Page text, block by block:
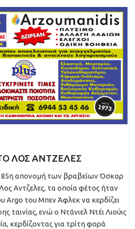
ΛΟΣ ΑΝΤΖΕΛΕΣ
85η απονομή των βραβείων Όσκαρ
Αντζελες, τα οποία φέτος ήταν
Argo του Μπεν Άφλεκ να κερδίζει
ταινίας, ενώ ο Ντάνιελ Ντέι Λιούις
κερδίζοντας για τρίτη φορά